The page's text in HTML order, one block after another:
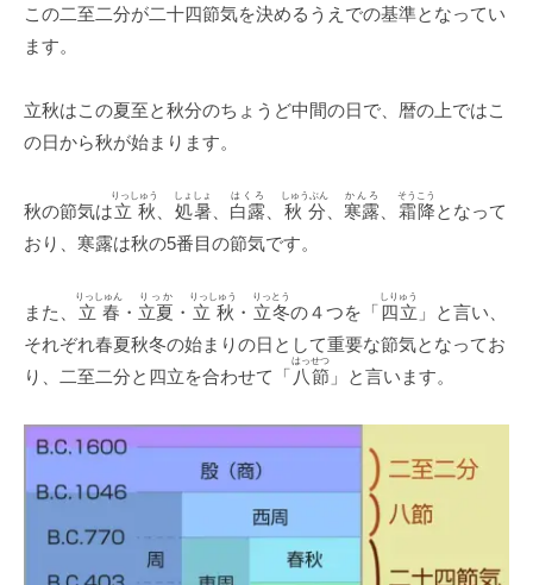
この二至二分が二十四節気を決めるうえでの基準となってい
ます。
立秋はこの夏至と秋分のちょうど中間の日で、暦の上ではこ
の日から秋が始まります。
秋の節気は立秋
りっしゅう
処暑
しょしょ
白露
はくろ
秋分
しゅうぶん
寒露
かんろ
霜降
そうこう
となって
おり、寒露は秋の5番目の節気です。
また、 立春
りっしゅん
・ 立夏
りっか
・ 立秋
りっしゅう
・ 立冬
りっとう
の４つを「四立
しりゅう
」と言い、
それぞれ春夏秋冬の始まりの日として重要な節気となってお
り、二至二分と四立を合わせて「 八節
はっせつ
」と言います。